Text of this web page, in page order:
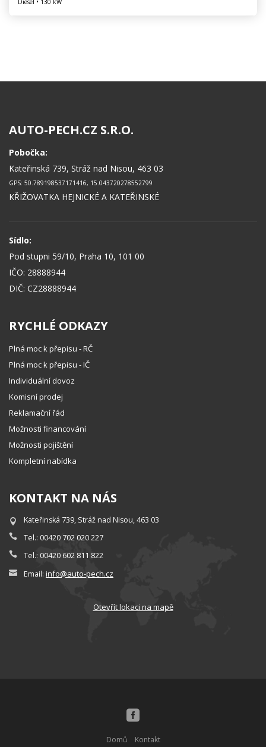
Diesel • 130 kW
AUTO-PECH.CZ S.R.O.
Pobočka:
Kateřinská 739, Stráž nad Nisou, 463 03
GPS: 50.789198537171416, 15.043720278552799
KŘIŽOVATKA HEJNICKÉ A KATEŘINSKÉ
Sídlo:
Pod stupni 59/10, Praha 10, 101 00
IČO: 28888944
DIČ: CZ28888944
RYCHLÉ ODKAZY
Plná moc k přepisu - RČ
Plná moc k přepisu - IČ
Individuální dovoz
Komisní prodej
Reklamační řád
Možnosti financování
Možnosti pojištění
Kompletní nabídka
KONTAKT NA NÁS
Kateřinská 739, Stráž nad Nisou, 463 03
Tel.: 00420 702 020 227
Tel.: 00420 602 811 822
Email: info@auto-pech.cz
Otevřít lokaci na mapě
Domů Kontakt